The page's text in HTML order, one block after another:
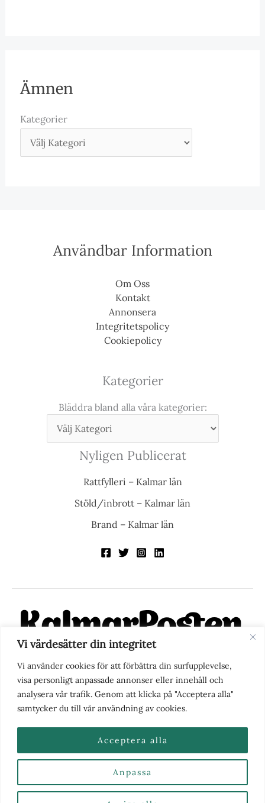
Vi värdesätter din integritet
Vi använder cookies för att förbättra din surfupplevelse,
visa personligt anpassade annonser eller innehåll och
analysera vår trafik. Genom att klicka på "Acceptera alla"
samtycker du till vår användning av cookies.
Anpassa
Acceptera alla
Ämnen
Kategorier
Användbar Information
Om Oss
Kontakt
Annonsera
Integritetspolicy
Cookiepolicy
Kategorier
Bläddra bland alla våra kategorier:
Nyligen Publicerat
Rattfylleri – Kalmar län
Stöld/inbrott – Kalmar län
Brand – Kalmar län
KalmarPosten är en modern lokalnyhetstidning på nätet. Med
fokus på Kalmarregionen, men också med blick för det större
perspektivet, vill vi vara din självklara kanal för nyheter,
berättelser och engagemang. KalmarPosten grundades 1988 och
fick nya ägare 2025.
Nyhetstips eller frågor?Kontakta oss
2026 | Kalmarposten.se |Se alla Kategorier & Ämnen